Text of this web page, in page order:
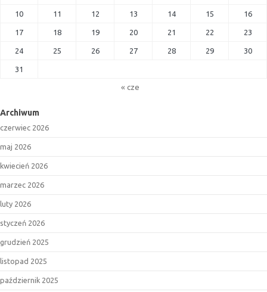
10 11 12 13 14 15 16
17 18 19 20 21 22 23
24 25 26 27 28 29 30
31
« cze
Archiwum
czerwiec 2026
maj 2026
kwiecień 2026
marzec 2026
luty 2026
styczeń 2026
grudzień 2025
listopad 2025
październik 2025